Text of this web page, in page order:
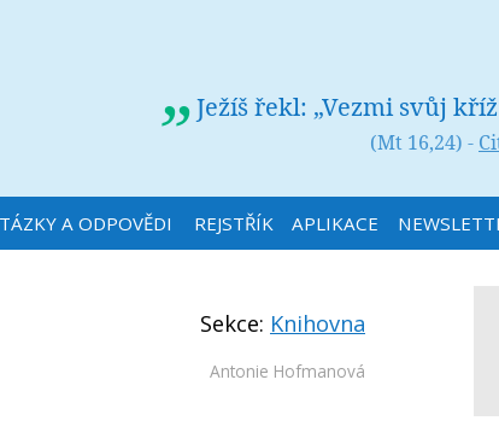
Ježíš řekl: „Vezmi svůj
(Mt 16,24) -
A ODPOVĚDI REJSTŘÍK APLIKACE
Sekce: Knihovna
Antonie Hofmanová